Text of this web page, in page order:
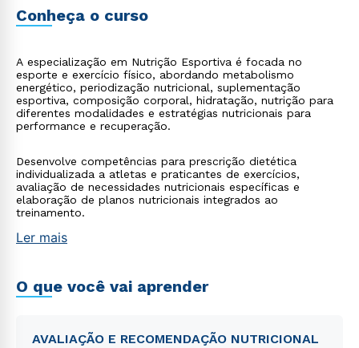
Conheça o curso
A especialização em Nutrição Esportiva é focada no
esporte e exercício físico, abordando metabolismo
energético, periodização nutricional, suplementação
esportiva, composição corporal, hidratação, nutrição para
diferentes modalidades e estratégias nutricionais para
performance e recuperação.
Desenvolve competências para prescrição dietética
individualizada a atletas e praticantes de exercícios,
avaliação de necessidades nutricionais específicas e
elaboração de planos nutricionais integrados ao
treinamento.
Ler mais
O que você vai aprender
AVALIAÇÃO E RECOMENDAÇÃO NUTRICIONAL